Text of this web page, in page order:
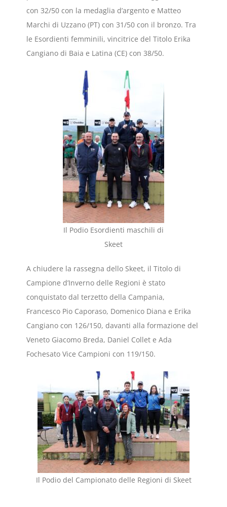
con 32/50 con la medaglia d’argento e Matteo
Marchi di Uzzano (PT) con 31/50 con il bronzo. Tra
le Esordienti femminili, vincitrice del Titolo Erika
Cangiano di Baia e Latina (CE) con 38/50.
Il Podio Esordienti maschili di
Skeet
A chiudere la rassegna dello Skeet, il Titolo di
Campione d’Inverno delle Regioni è stato
conquistato dal terzetto della Campania,
Francesco Pio Caporaso, Domenico Diana e Erika
Cangiano con 126/150, davanti alla formazione del
Veneto Giacomo Breda, Daniel Collet e Ada
Fochesato Vice Campioni con 119/150.
Il Podio del Campionato delle Regioni di Skeet